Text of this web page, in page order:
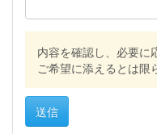
内容を確認し、必要に
ご希望に添えるとは限
送信